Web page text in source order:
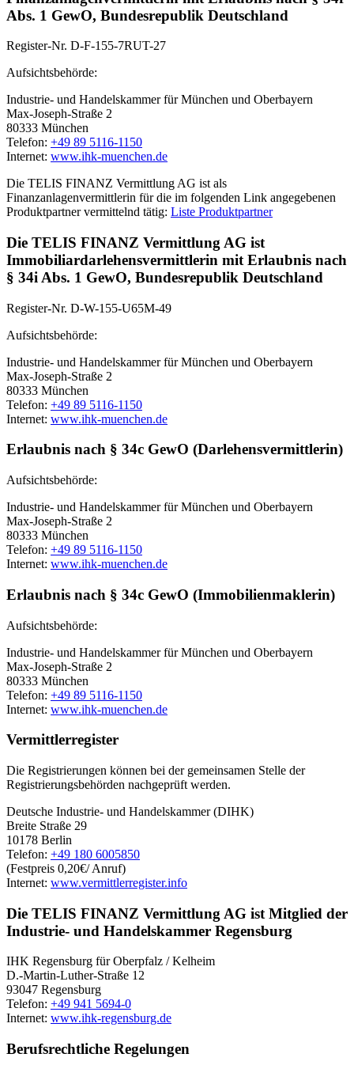
Abs. 1 GewO, Bundesrepublik Deutschland
Register-Nr. D-F-155-7RUT-27
Aufsichtsbehörde:
Industrie- und Handelskammer für München und Oberbayern
Max-Joseph-Straße 2
80333 München
Telefon: +49 89 5116-1150
Internet: www.ihk-muenchen.de
Die TELIS FINANZ Vermittlung AG ist als
Finanzanlagenvermittlerin für die im folgenden Link angegebenen
Produktpartner vermittelnd tätig: Liste Produktpartner
Die TELIS FINANZ Vermittlung AG ist
Immobiliardarlehensvermittlerin mit Erlaubnis nach
§ 34i Abs. 1 GewO, Bundesrepublik Deutschland
Register-Nr. D-W-155-U65M-49
Aufsichtsbehörde:
Industrie- und Handelskammer für München und Oberbayern
Max-Joseph-Straße 2
80333 München
Telefon: +49 89 5116-1150
Internet: www.ihk-muenchen.de
Erlaubnis nach § 34c GewO (Darlehensvermittlerin)
Aufsichtsbehörde:
Industrie- und Handelskammer für München und Oberbayern
Max-Joseph-Straße 2
80333 München
Telefon: +49 89 5116-1150
Internet: www.ihk-muenchen.de
Erlaubnis nach § 34c GewO (Immobilienmaklerin)
Aufsichtsbehörde:
Industrie- und Handelskammer für München und Oberbayern
Max-Joseph-Straße 2
80333 München
Telefon: +49 89 5116-1150
Internet: www.ihk-muenchen.de
Vermittlerregister
Die Registrierungen können bei der gemeinsamen Stelle der
Registrierungsbehörden nachgeprüft werden.
Deutsche Industrie- und Handelskammer (DIHK)
Breite Straße 29
10178 Berlin
Telefon: +49 180 6005850
(Festpreis 0,20€/ Anruf)
Internet: www.vermittlerregister.info
Die TELIS FINANZ Vermittlung AG ist Mitglied der
Industrie- und Handelskammer Regensburg
IHK Regensburg für Oberpfalz / Kelheim
D.-Martin-Luther-Straße 12
93047 Regensburg
Telefon: +49 941 5694-0
Internet: www.ihk-regensburg.de
Berufsrechtliche Regelungen